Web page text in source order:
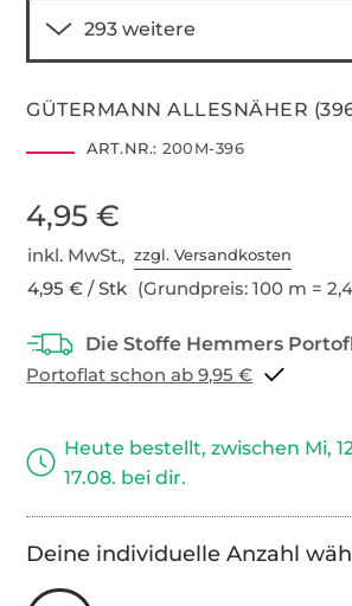
GÜTERMANN ALLESNÄHER
ART.NR.: 200M-396
4,95 €
inkl. MwSt.,zzgl. Versandkosten
4,95 € / Stk (Grundpreis: 100 m =
Portoflat schon ab 9,95 €
Heute bestellt, zwischen Mi,
17.08. bei dir.
Deine individuelle Anzahl